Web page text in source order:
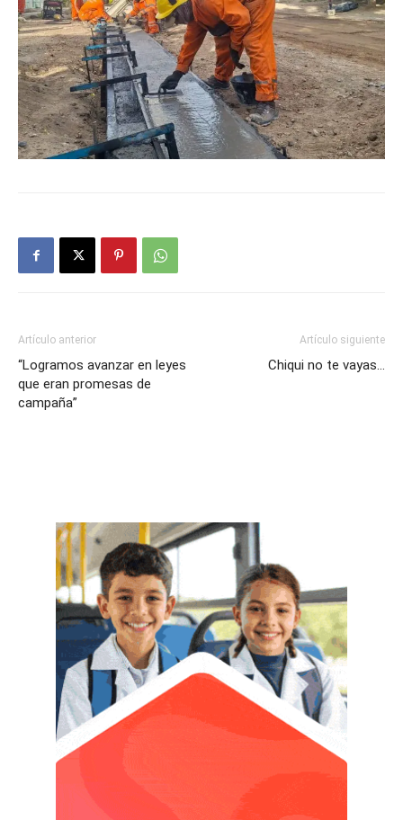
Artículo anterior
“Logramos avanzar en leyes
que eran promesas de
campaña”
Artículo siguiente
Chiqui no te vayas…